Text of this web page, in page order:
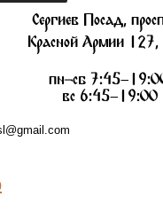
Сергиев Посад,
Красной Армии
пн-сб
вс 6:45–19:00